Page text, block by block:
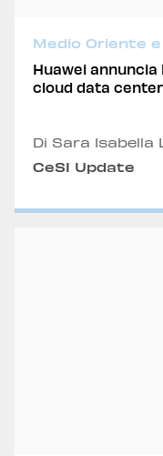
Medio Oriente
Huawei annuncia
cloud data
Di Sara Isabella
CeSI Update